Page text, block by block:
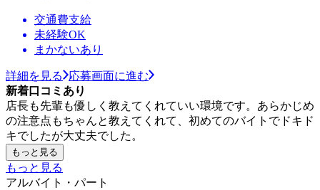
交通費支給
未経験OK
まかないあり
詳細を見る
応募画面に進む
新着口コミあり
店長も先輩も優しく教えてくれていい環境です。あらかじめ
の注意点もちゃんと教えてくれて、初めてのバイトでドキド
キでしたが大丈夫でした。
もっと見る
もっと見る
アルバイト・パート